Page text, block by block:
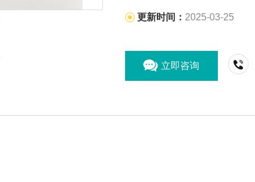
更新时间： 2025-03-25
立即咨询